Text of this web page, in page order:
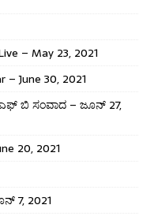
– May 23, 2021
– June 30, 2021
ಬಿ ಸಂವಾದ – ಜೂನ್ 27,
20, 2021
7, 2021